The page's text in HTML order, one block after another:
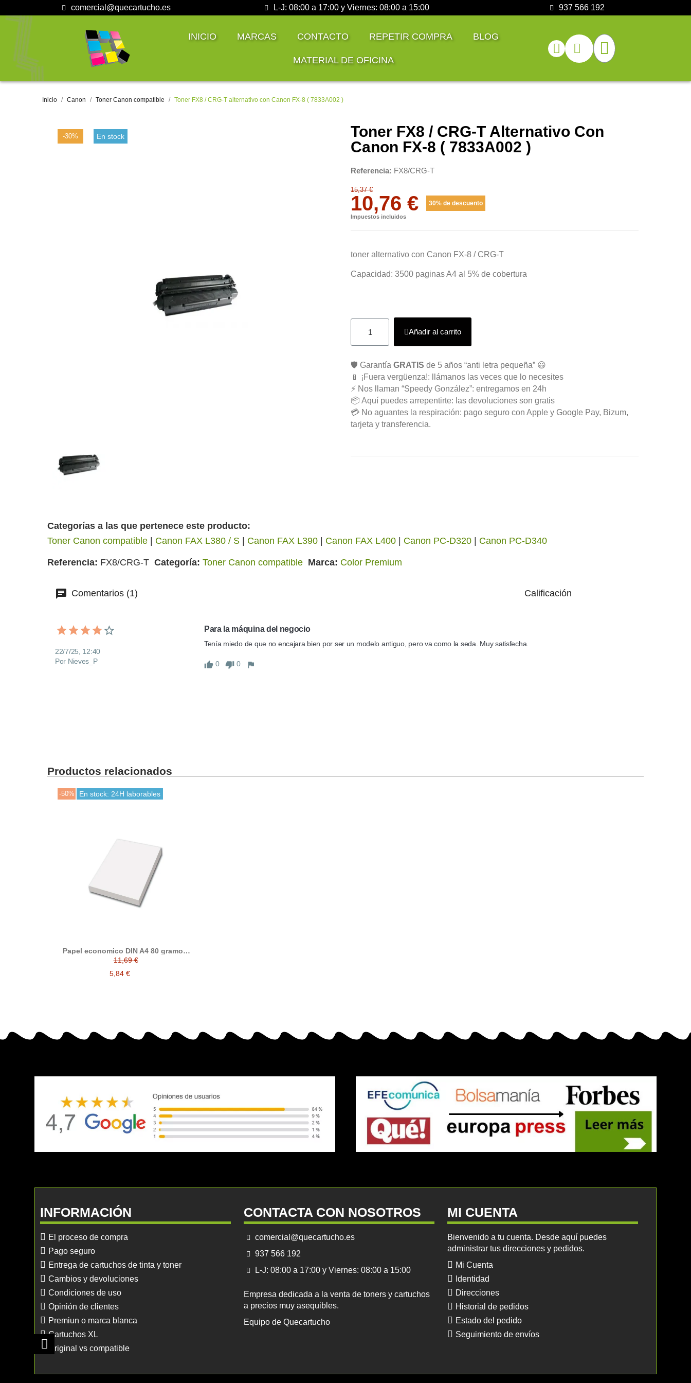
comercial@quecartucho.es L-J: 08:00 a 17:00 y Viernes: 08:00 a 15:00 937 566 192
INICIO MARCAS CONTACTO REPETIR COMPRA BLOG
MATERIAL DE OFICINA
Inicio Canon Toner Canon compatible Toner FX8 / CRG-T alternativo con Canon FX-8 ( 7833A002 )
-30% En stock
Toner FX8 / CRG-T Alternativo Con
Canon FX-8 ( 7833A002 )
Referencia FX8/CRG-T
15,37 €
10,76 € 30% de descuento
Impuestos incluidos
toner alternativo con Canon FX-8 / CRG-T
Capacidad: 3500 paginas A4 al 5% de cobertura
Añadir al carrito
🛡️ Garantía GRATIS de 5 años “anti letra pequeña” 😃
📱 ¡Fuera vergüenza!: llámanos las veces que lo necesites
⚡ Nos llaman “Speedy González”: entregamos en 24h
📦 Aquí puedes arrepentirte: las devoluciones son gratis
💳 No aguantes la respiración: pago seguro con Apple y Google Pay, Bizum,
tarjeta y transferencia.
Categorías a las que pertenece este producto:
Toner Canon compatible
Canon FAX L380 / S Canon FAX L390 Canon FAX L400 Canon PC-D320 Canon PC-D340
Referencia FX8/CRG-T Categoría Toner Canon compatible Marca Color Premium
Comentarios (1) Calificación
22/7/25, 12:40
Por Nieves_P
Para la máquina del negocio
Tenía miedo de que no encajara bien por ser un modelo antiguo, pero va como la seda. Muy satisfecha.
0 0
Productos relacionados
-50% En stock: 24H laborables
Papel economico DIN A4 80 gramos,
paquete 500 folios
11,69 €
5,84 €
INFORMACIÓN
El proceso de compra
Pago seguro
Entrega de cartuchos de tinta y toner
Cambios y devoluciones
Condiciones de uso
Opinión de clientes
Premiun o marca blanca
Cartuchos XL
Original vs compatible
CONTACTA CON NOSOTROS
comercial@quecartucho.es
937 566 192
L-J: 08:00 a 17:00 y Viernes: 08:00 a 15:00
Empresa dedicada a la venta de toners y cartuchos
a precios muy asequibles.
Equipo de Quecartucho
MI CUENTA
Bienvenido a tu cuenta. Desde aquí puedes
administrar tus direcciones y pedidos.
Mi Cuenta
Identidad
Direcciones
Historial de pedidos
Estado del pedido
Seguimiento de envíos